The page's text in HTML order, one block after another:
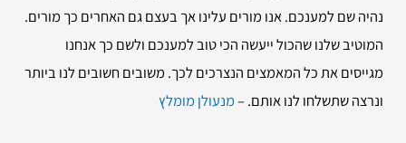
נהיה שם למענכם. אנו מורים עלינו אך בעצם גם האחרים כך מורים.
המוטיב שלנו שהכול ייעשה הכי טוב למענכם ולשם כך אנחנו
מגייסים את כל המאמצים הנצרכים לכך. משובים חשובים לנו ביותר
ונרצה שתשלחו לנו אותם. –מנעולן מומלץ